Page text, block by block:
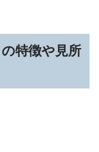
特徴や見所